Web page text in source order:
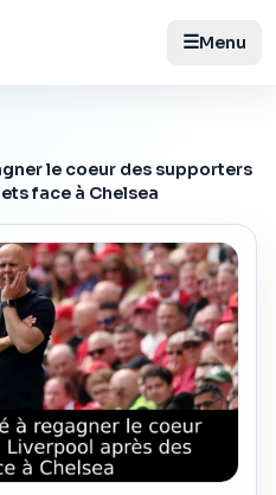
☰Menu
le coeur des supporters
face à Chelsea